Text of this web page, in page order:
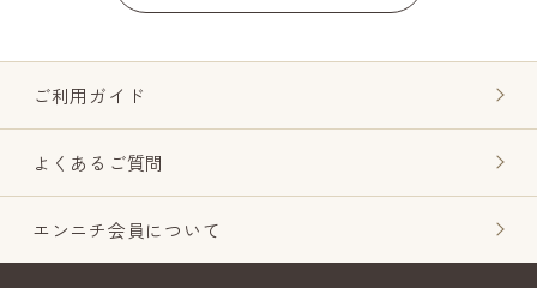
ご利用ガイド
よくあるご質問
エンニチ会員について